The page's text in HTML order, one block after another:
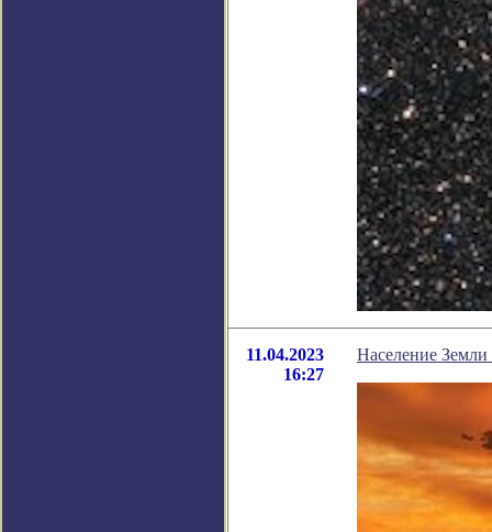
11.04.2023
16:27
Население Земли